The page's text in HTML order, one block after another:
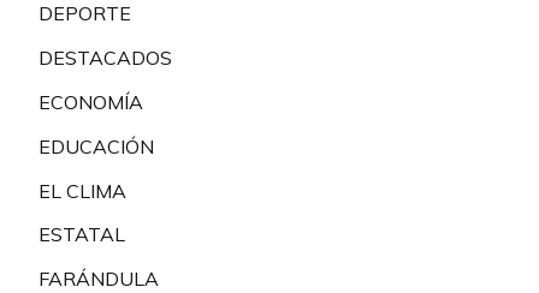
DEPORTE
DESTACADOS
ECONOMÍA
EDUCACIÓN
EL CLIMA
ESTATAL
FARÁNDULA